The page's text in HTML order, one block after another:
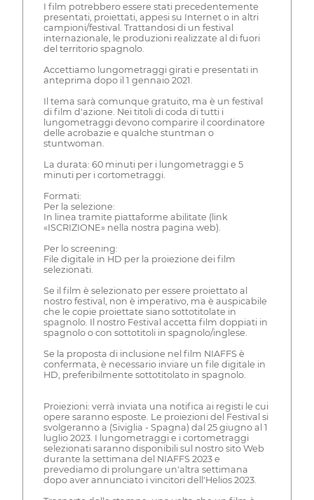
I film potrebbero essere stati precedentemente
presentati, proiettati, appesi su Internet o in altri
campioni/festival. Trattandosi di un festival
internazionale, le produzioni realizzate al di fuori
del territorio spagnolo.
Accettiamo lungometraggi girati e presentati in
anteprima dopo il 1 gennaio 2021.
Il tema sarà comunque gratuito, ma è un festival
di film d'azione. Nei titoli di coda di tutti i
lungometraggi devono comparire il coordinatore
delle acrobazie e qualche stuntman o
stuntwoman.
La durata: 60 minuti per i lungometraggi e 5
minuti per i cortometraggi.
Formati:
Per la selezione:
In linea tramite piattaforme abilitate (link
«ISCRIZIONE» nella nostra pagina web).
Per lo screening:
File digitale in HD per la proiezione dei film
selezionati.
Se il film è selezionato per essere proiettato al
nostro festival, non è imperativo, ma è auspicabile
che le copie proiettate siano sottotitolate in
spagnolo. Il nostro Festival accetta film doppiati in
spagnolo o con sottotitoli in spagnolo/inglese.
Se la proposta di inclusione nel film NIAFFS è
confermata, è necessario inviare un file digitale in
HD, preferibilmente sottotitolato in spagnolo.
Proiezioni: verrà inviata una notifica ai registi le cui
opere saranno esposte. Le proiezioni del Festival si
svolgeranno a (Siviglia - Spagna) dal 25 giugno al 1
luglio 2023. I lungometraggi e i cortometraggi
selezionati saranno disponibili sul nostro sito Web
durante la settimana del NIAFFS 2023 e
prevediamo di prolungare un'altra settimana
dopo aver annunciato i vincitori dell'Helios 2023.